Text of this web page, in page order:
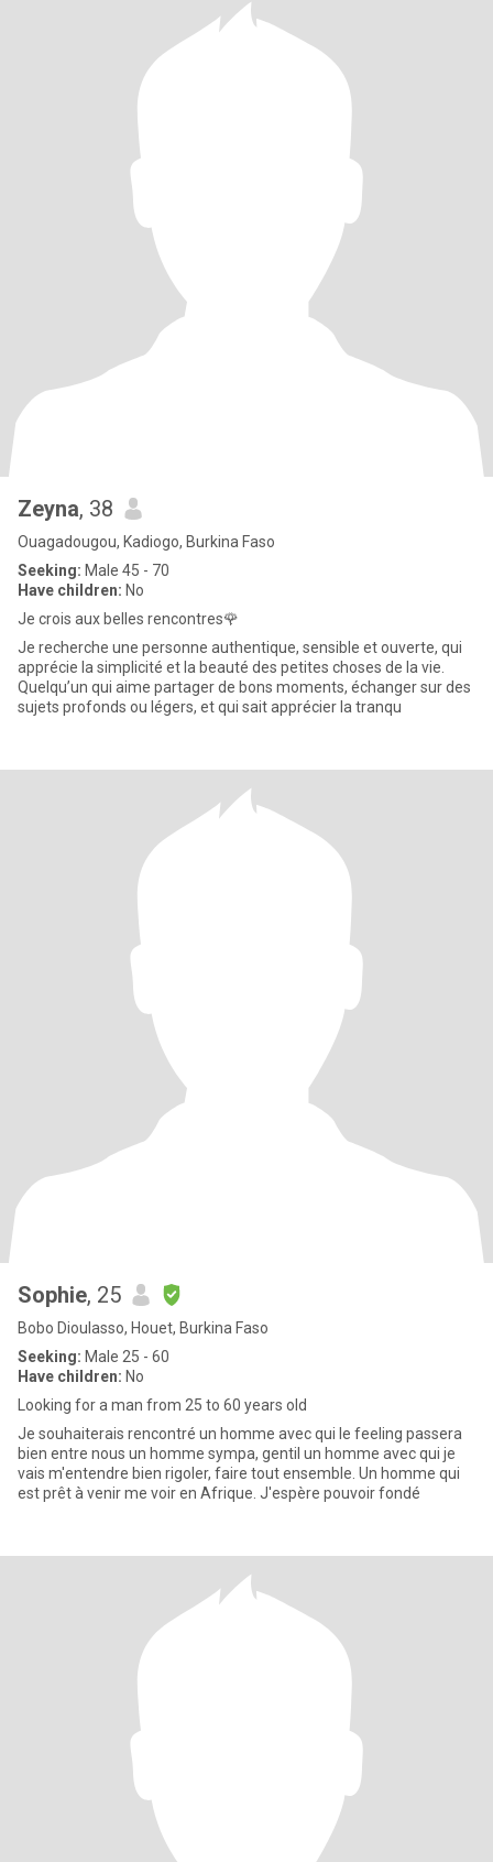
Zeyna, 38
Ouagadougou, Kadiogo, Burkina Faso
Seeking: Male 45 - 70
Have children: No
Je crois aux belles rencontres🌹
Je recherche une personne authentique, sensible et ouverte, qui
apprécie la simplicité et la beauté des petites choses de la vie.
Quelqu’un qui aime partager de bons moments, échanger sur des
sujets profonds ou légers, et qui sait apprécier la tranqu
Sophie, 25
Bobo Dioulasso, Houet, Burkina Faso
Seeking: Male 25 - 60
Have children: No
Looking for a man from 25 to 60 years old
Je souhaiterais rencontré un homme avec qui le feeling passera
bien entre nous un homme sympa, gentil un homme avec qui je
vais m'entendre bien rigoler, faire tout ensemble. Un homme qui
est prêt à venir me voir en Afrique. J'espère pouvoir fondé